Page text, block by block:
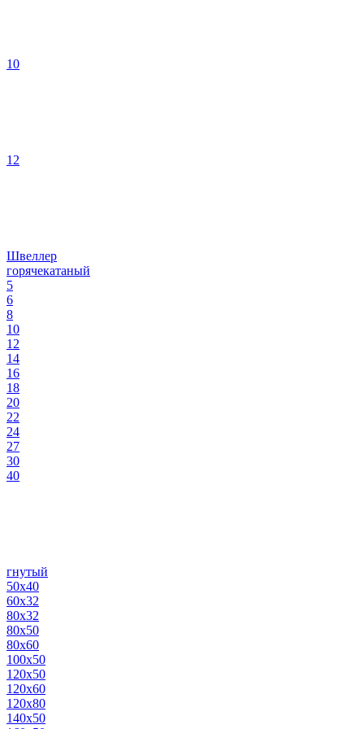
10
12
Швеллер
горячекатаный
5
6
8
10
12
14
16
18
20
22
24
27
30
40
гнутый
50х40
60х32
80х32
80х50
80х60
100х50
120х50
120х60
120х80
140х50